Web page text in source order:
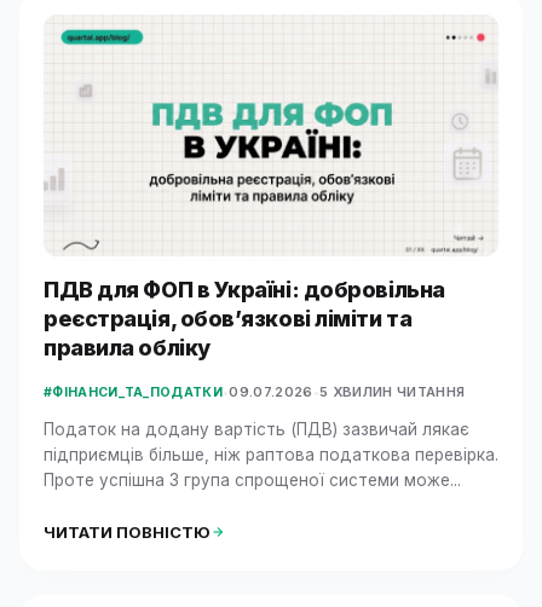
ПДВ для ФОП в Україні: добровільна
реєстрація, обов’язкові ліміти та
правила обліку
#ФІНАНСИ_ТА_ПОДАТКИ •09.07.2026 5 ХВИЛИН ЧИТАННЯ
Податок на додану вартість (ПДВ) зазвичай лякає
підприємців більше, ніж раптова податкова перевірка.
Проте успішна 3 група спрощеної системи може...
ЧИТАТИ ПОВНІСТЮ